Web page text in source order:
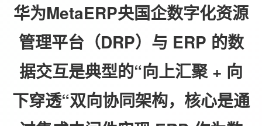
华为MetaERP央国企数字化资源
管理平台（DRP）与 ERP 的数
据交互是典型的“向上汇聚 + 向
下穿透“双向协同架构，核心是通